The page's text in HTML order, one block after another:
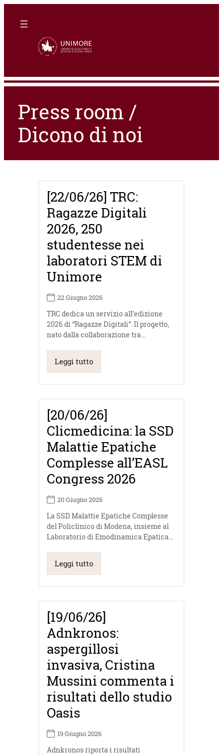
Press room /
Dicono di noi
[22/06/26] TRC:
Ragazze Digitali
2026, 250
studentesse nei
laboratori STEM di
Unimore
22 Giugno 2026
TRC dedica un servizio all’edizione
2026 di “Ragazze Digitali”. Il progetto,
nato dalla collaborazione tra…
Leggi tutto
[20/06/26]
Clicmedicina: la SSD
Malattie Epatiche
Complesse all’EASL
Congress 2026
20 Giugno 2026
La SSD Malattie Epatiche Complesse
del Policlinico di Modena, insieme al
Laboratorio di Emodinamica Epatica…
Leggi tutto
[19/06/26]
Adnkronos:
aspergillosi
invasiva, Cristina
Mussini commenta i
risultati dello studio
Oasis
19 Giugno 2026
Adnkronos riporta i risultati